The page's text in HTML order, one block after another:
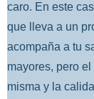
caro. En este
que lleva a un
acompaña a tu
mayores, pero
misma y la